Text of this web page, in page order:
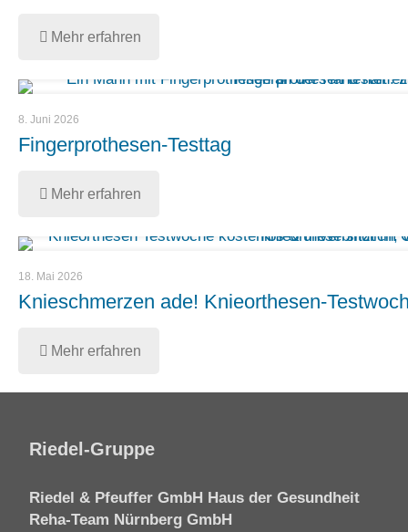
Mehr erfahren
8. Juni 2026
Fingerprothesen-Testtag
Mehr erfahren
18. Mai 2026
Knieschmerzen ade! Knieorthesen-
Mehr erfahren
Riedel-Gruppe
Riedel & Pfeuffer GmbH Haus der Gesundheit
Reha-Team Nürnberg GmbH